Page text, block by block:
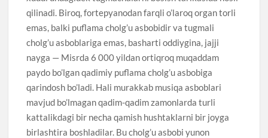
qilinadi. Biroq, fortepyanodan farqli o’laroq organ torli
emas, balki puflama cholg’u asbobidir va tugmali
cholg’u asboblariga emas, basharti oddiygina, jajji
nayga — Misrda 6 000 yildan ortiqroq muqaddam
paydo bo’lgan qadimiy puflama cholg’u asbobiga
qarindosh bo’ladi. Hali murakkab musiqa asboblari
mavjud bo’lmagan qadim-qadim zamonlarda turli
kattalikdagi bir necha qamish hushtaklarni bir joyga
birlashtira boshladilar. Bu cholg’u asbobi yunon